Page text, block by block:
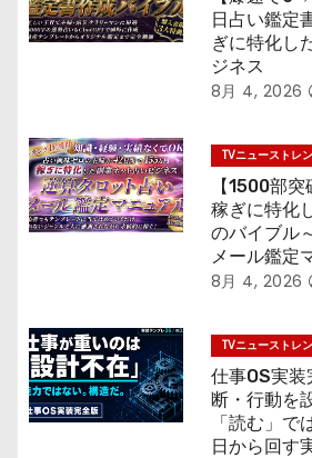
日占い鑑定
ぎに特化し
ジネス
8月 4, 2026
TVニューストレ
【1500部
稼ぎに特化
のバイブル
メール鑑定
8月 4, 2026
TVニューストレ
仕事OS実
断・行動を
「読む」で
日から回す